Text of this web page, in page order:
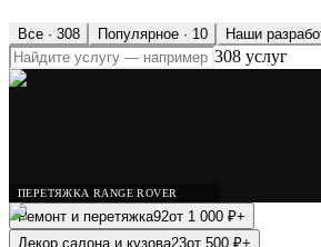
Все · 308 Популярное · 10 Наши
308 услуг
ПЕРЕТЯЖКА RANGE ROVER
Ремонт и перетяжка92от 1 000 ₽+
Декор салона и кузова23от 500 ₽+